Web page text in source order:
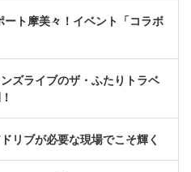
ート摩美々！イベント「コラボ
ズライブのザ・ふたりトラベ
リブが必要な現場でこそ輝く